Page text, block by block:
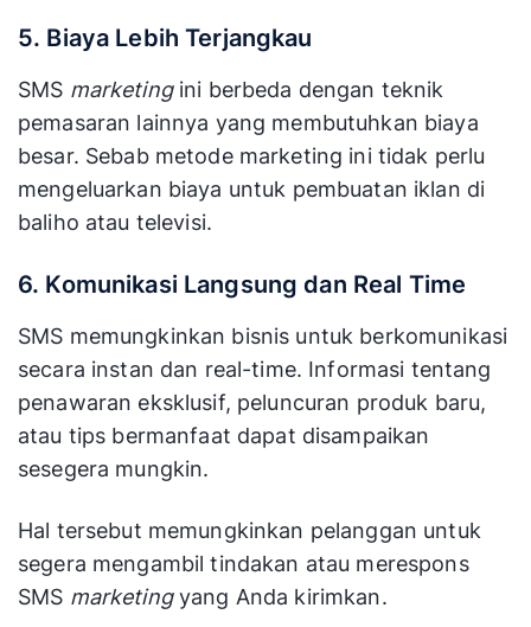
5. Biaya Lebih Terjangkau
SMS marketing ini berbeda dengan teknik
pemasaran lainnya yang membutuhkan biaya
besar. Sebab metode marketing ini tidak perlu
mengeluarkan biaya untuk pembuatan iklan di
baliho atau televisi.
6. Komunikasi Langsung dan Real Time
SMS memungkinkan bisnis untuk berkomunikasi
secara instan dan real-time. Informasi tentang
penawaran eksklusif, peluncuran produk baru,
atau tips bermanfaat dapat disampaikan
sesegera mungkin.
Hal tersebut memungkinkan pelanggan untuk
segera mengambil tindakan atau merespons
SMS marketingyang Anda kirimkan.